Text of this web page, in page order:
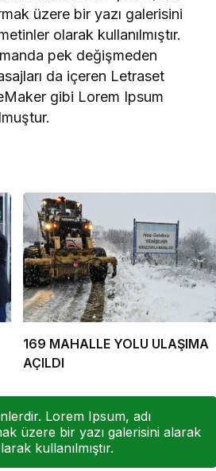
üzere bir yazı galerisini
olarak kullanılmıştır.
pek değişmeden
da içeren Letraset
gibi Lorem Ipsum
169 MAHALLE YOLU ULAŞIMA
AÇILDI
Lorem Ipsum, adı
üzere bir yazı galerisini alarak
kullanılmıştır.